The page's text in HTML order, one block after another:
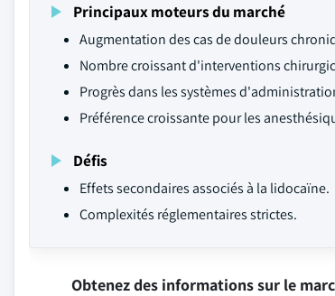
Principaux moteurs du marché
Augmentation des cas de douleurs
Nombre croissant d'interventions
Progrès dans les systèmes
Préférence croissante pour les
Défis
Effets secondaires associés à la lidocaïne.
Complexités réglementaires strictes.
Obtenez des informations sur le